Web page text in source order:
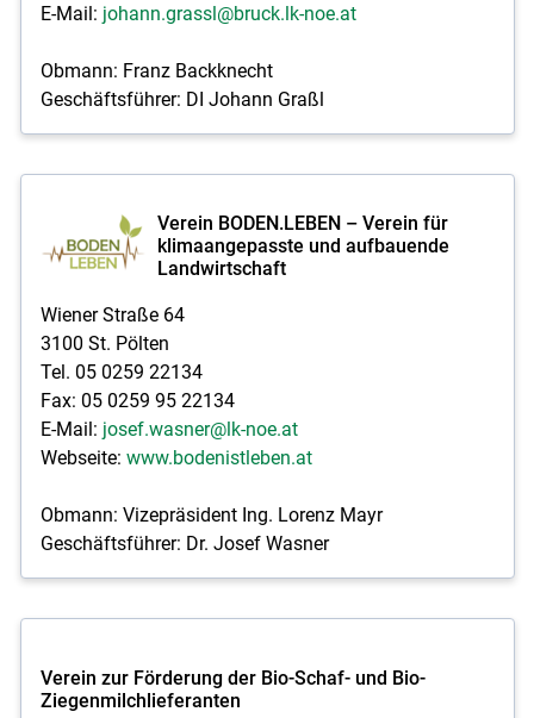
E-Mail: johann.grassl@bruck.lk-noe.at
Obmann: Franz Backknecht
Geschäftsführer: DI Johann Graßl
Verein BODEN.LEBEN – Verein für
klimaangepasste und aufbauende
Landwirtschaft
Wiener Straße 64
3100 St. Pölten
Tel. 05 0259 22134
Fax: 05 0259 95 22134
E-Mail: josef.wasner@lk-noe.at
Webseite: www.bodenistleben.at
Obmann: Vizepräsident Ing. Lorenz Mayr
Geschäftsführer: Dr. Josef Wasner
Verein zur Förderung der Bio-Schaf- und Bio-
Ziegenmilchlieferanten